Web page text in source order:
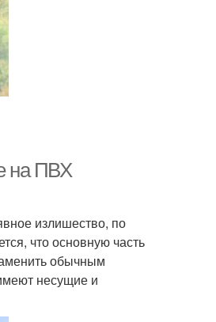
на ПВХ
излишество, по
что основную часть
обычным
несущие и